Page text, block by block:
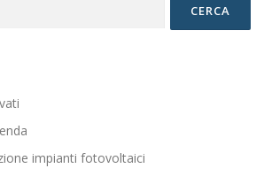
impianti fotovoltaici